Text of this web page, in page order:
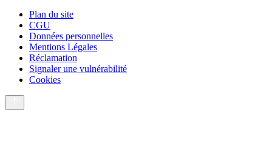
Plan du site
CGU
Données personnelles
Mentions Légales
Réclamation
Signaler une vulnérabilité
Cookies